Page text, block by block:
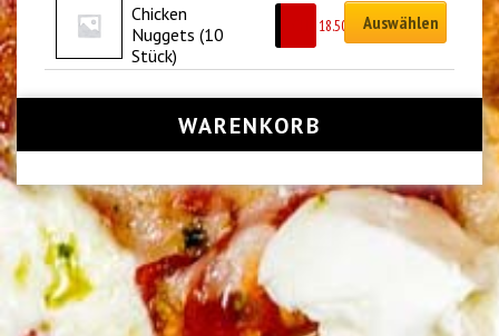
Chicken
Nuggets (10
Stück)
18.50 Auswählen
WARENKORB